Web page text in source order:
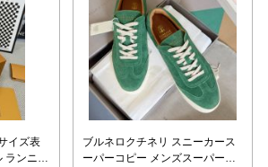
イズ表
ランニン
ブルネロクチネリ スニーカース
ーパーコピー メンズスーパーコ